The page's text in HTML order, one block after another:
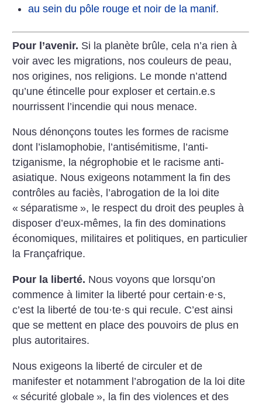
au sein du pôle rouge et noir de la manif.
Pour l’avenir. Si la planète brûle, cela n’a rien à
voir avec les migrations, nos couleurs de peau,
nos origines, nos religions. Le monde n’attend
qu’une étincelle pour exploser et certain.e.s
nourrissent l’incendie qui nous menace.
Nous dénonçons toutes les formes de racisme
dont l’islamophobie, l’antisémitisme, l’anti-
tziganisme, la négrophobie et le racisme anti-
asiatique. Nous exigeons notamment la fin des
contrôles au faciès, l’abrogation de la loi dite
« séparatisme », le respect du droit des peuples à
disposer d’eux-mêmes, la fin des dominations
économiques, militaires et politiques, en particulier
la Françafrique.
Pour la liberté. Nous voyons que lorsqu’on
commence à limiter la liberté pour certain·e·s,
c’est la liberté de tou·te·s qui recule. C’est ainsi
que se mettent en place des pouvoirs de plus en
plus autoritaires.
Nous exigeons la liberté de circuler et de
manifester et notamment l’abrogation de la loi dite
« sécurité globale », la fin des violences et des